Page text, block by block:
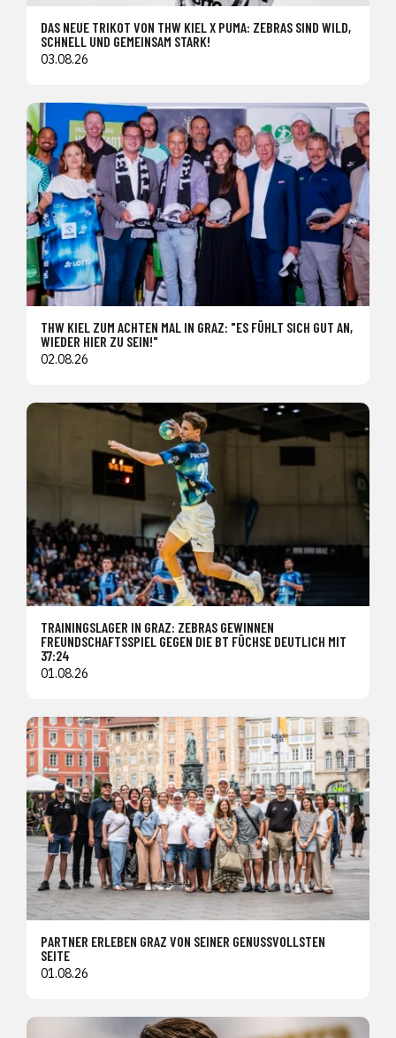
DAS NEUE TRIKOT VON THW KIEL X PUMA: ZEBRAS SIND WILD,
SCHNELL UND GEMEINSAM STARK!
03.08.26
THW KIEL ZUM ACHTEN MAL IN GRAZ: "ES FÜHLT SICH GUT AN,
WIEDER HIER ZU SEIN!"
02.08.26
TRAININGSLAGER IN GRAZ: ZEBRAS GEWINNEN
FREUNDSCHAFTSSPIEL GEGEN DIE BT FÜCHSE DEUTLICH MIT
37:24
01.08.26
PARTNER ERLEBEN GRAZ VON SEINER GENUSSVOLLSTEN
SEITE
01.08.26